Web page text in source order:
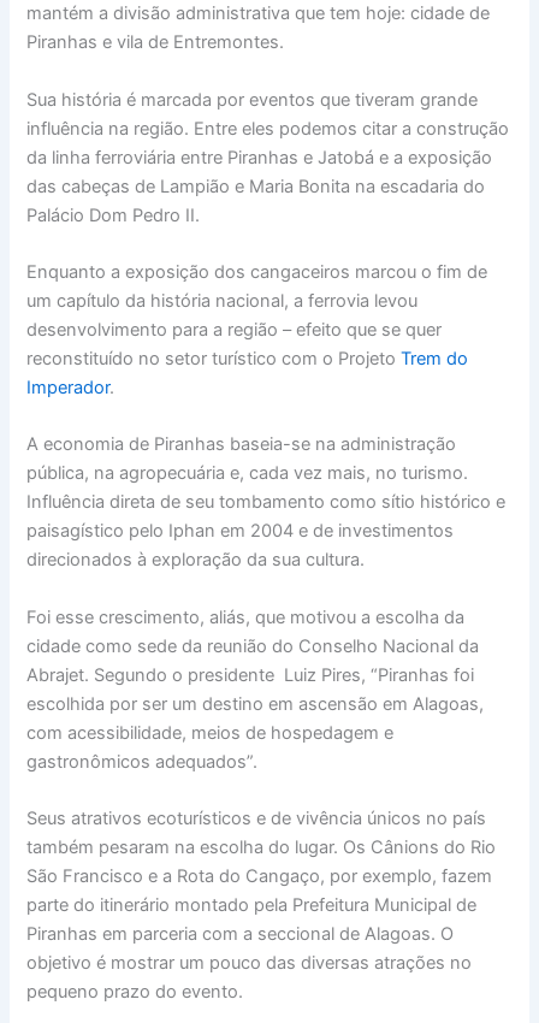
mantém a divisão administrativa que tem hoje: cidade de
Piranhas e vila de Entremontes.
Sua história é marcada por eventos que tiveram grande
influência na região. Entre eles podemos citar a construção
da linha ferroviária entre Piranhas e Jatobá e a exposição
das cabeças de Lampião e Maria Bonita na escadaria do
Palácio Dom Pedro II.
Enquanto a exposição dos cangaceiros marcou o fim de
um capítulo da história nacional, a ferrovia levou
desenvolvimento para a região – efeito que se quer
reconstituído no setor turístico com o ProjetoTrem do
Imperador.
A economia de Piranhas baseia-se na administração
pública, na agropecuária e, cada vez mais, no turismo.
Influência direta de seu tombamento como sítio histórico e
paisagístico pelo Iphan em 2004 e de investimentos
direcionados à exploração da sua cultura.
Foi esse crescimento, aliás, que motivou a escolha da
cidade como sede da reunião do Conselho Nacional da
Abrajet. Segundo o presidente Luiz Pires, “Piranhas foi
escolhida por ser um destino em ascensão em Alagoas,
com acessibilidade, meios de hospedagem e
gastronômicos adequados”.
Seus atrativos ecoturísticos e de vivência únicos no país
também pesaram na escolha do lugar. Os Cânions do Rio
São Francisco e a Rota do Cangaço, por exemplo, fazem
parte do itinerário montado pela Prefeitura Municipal de
Piranhas em parceria com a seccional de Alagoas. O
objetivo é mostrar um pouco das diversas atrações no
pequeno prazo do evento.